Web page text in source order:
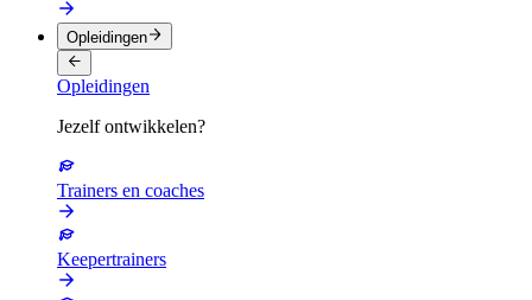
Opleidingen
Opleidingen
Jezelf ontwikkelen?
Trainers en coaches
Keepertrainers